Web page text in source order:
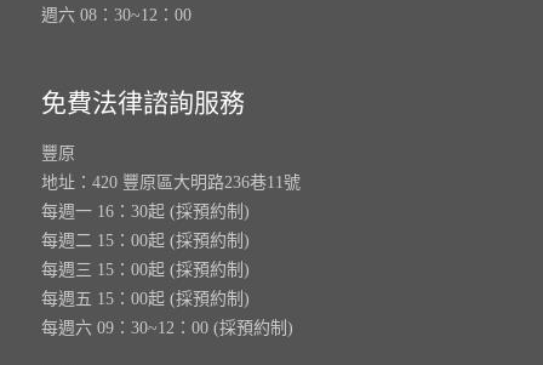
週六 08：30~12：00
免費法律諮詢服務
豐原
地址：420 豐原區大明路236巷11號
每週一 16：30起 (採預約制)
每週二 15：00起 (採預約制)
每週三 15：00起 (採預約制)
每週五 15：00起 (採預約制)
每週六 09：30~12：00 (採預約制)